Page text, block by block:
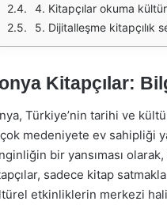
4. Kitapçılar okuma
5. Dijitalleşme kitapçılık
Kitapçılar:
Türkiye’nin tarihi ve
medeniyete ev sahipliği
bir yansıması
sadece kitap
etkinliklerin merkezi